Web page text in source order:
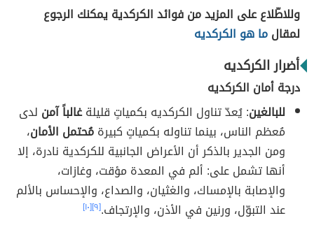
وللاطّلاع على المزيد من فوائد الكركدية يمكنك الرجوع
لمقالما هو الكركديه
أضرار الكركديه
درجة أمان الكركديه
للبالغين: يُعدّ تناول الكركديه بكمياتٍ قليلةغالباً آمن لدى
مُعظم الناس، بينما تناوله بكمياتٍ كبيرةمُحتمل الأمان،
ومن الجدير بالذكر أن الأعراض الجانبية للكركدية نادرة، إلا
أنها تشمل على: ألم في المعدة مؤقت، وغازات،
والإصابة بالإمساك، والغثيان، والصداع، والإحساس بالألم
عند التبوّل، ورنين في الأذن، والإرتجاف.[٩] [١٠]